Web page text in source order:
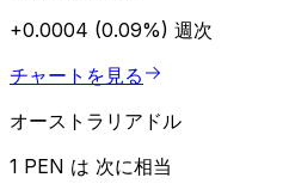
+0.0004 (0.09%) 週次
チャートを見る
オーストラリアドル
1 PEN は 次に相当